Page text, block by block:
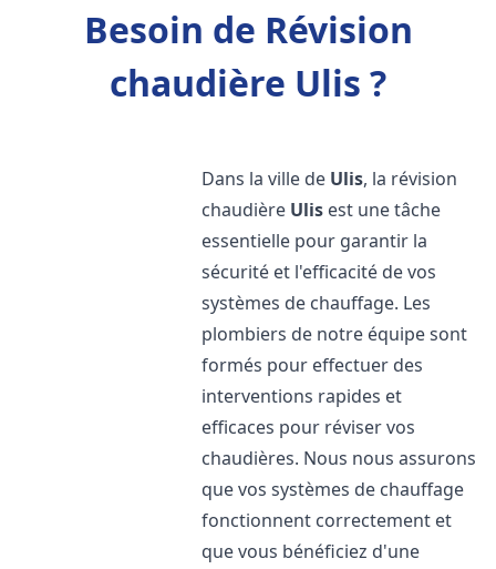
Besoin de Révision
chaudière Ulis ?
Dans la ville de Ulis, la révision
chaudière Ulis est une tâche
essentielle pour garantir la
sécurité et l'efficacité de vos
systèmes de chauffage. Les
plombiers de notre équipe sont
formés pour effectuer des
interventions rapides et
efficaces pour réviser vos
chaudières. Nous nous assurons
que vos systèmes de chauffage
fonctionnent correctement et
que vous bénéficiez d'une